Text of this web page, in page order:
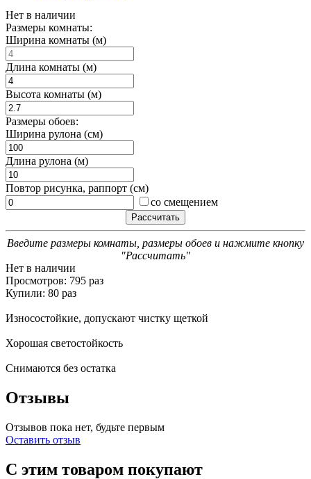
Нет в наличии
Размеры комнаты:
Ширина комнаты (м)
Длина комнаты (м)
Высота комнаты (м)
Размеры обоев:
Ширина рулона (см)
Длина рулона (м)
Повтор рисунка, раппорт (см)
со смещением
Введите размеры комнаты, размеры обоев и нажмите кнопку
"Рассчитать"
Нет в наличии
Просмотров: 795 раз
Купили: 80 раз
Износостойкие, допускают чистку щеткой
Хорошая светостойкость
Снимаются без остатка
Отзывы
Отзывов пока нет, будьте первым
Оставить отзыв
С этим товаром покупают